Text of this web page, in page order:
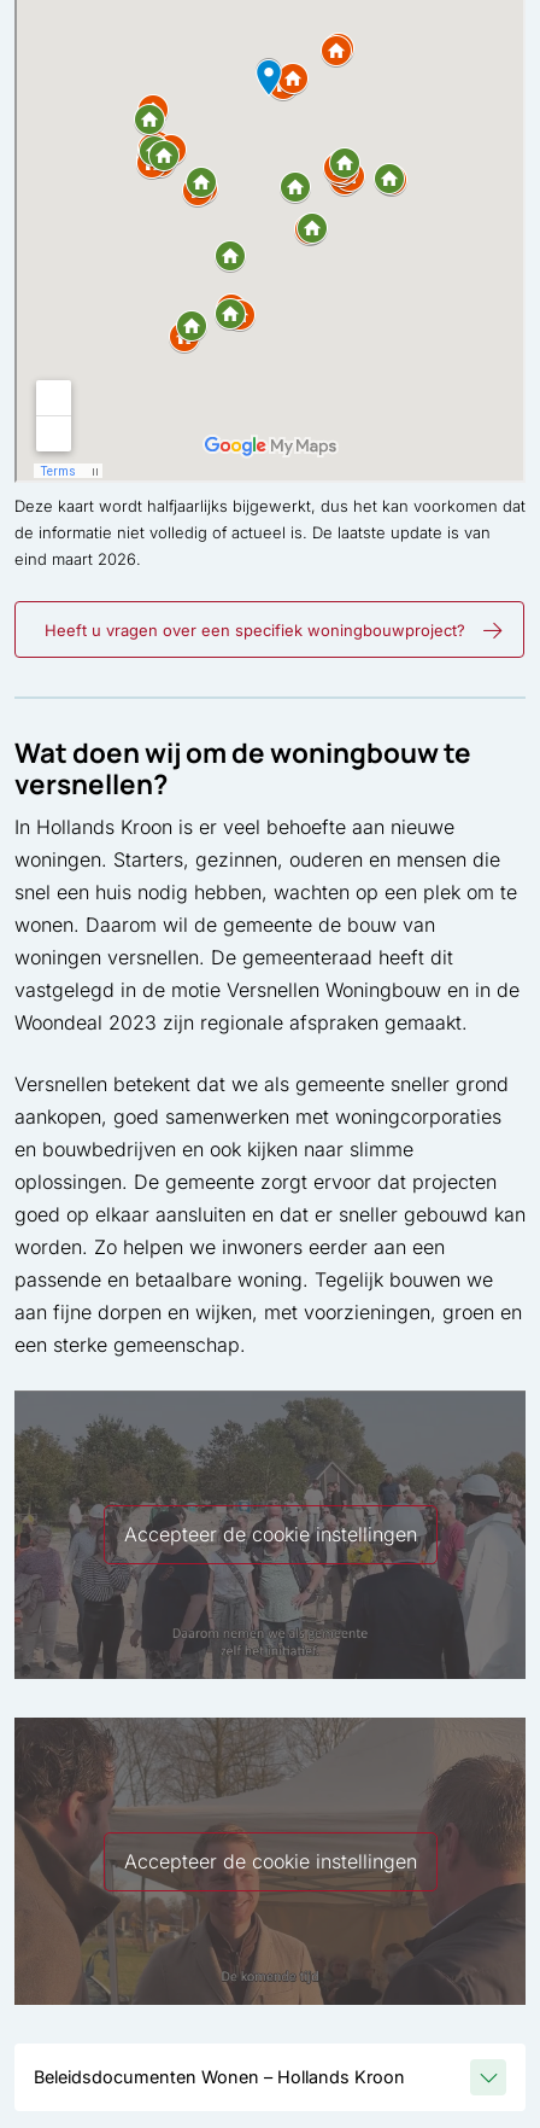
Deze kaart wordt halfjaarlijks bijgewerkt, dus het kan voorkomen dat
de informatie niet volledig of actueel is. De laatste update is van
eind maart 2026.
Heeft u vragen over een specifiek woningbouwproject?
Wat doen wij om de woningbouw te
versnellen?
In Hollands Kroon is er veel behoefte aan nieuwe
woningen. Starters, gezinnen, ouderen en mensen die
snel een huis nodig hebben, wachten op een plek om te
wonen. Daarom wil de gemeente de bouw van
woningen versnellen. De gemeenteraad heeft dit
vastgelegd in de motie Versnellen Woningbouw en in de
Woondeal 2023 zijn regionale afspraken gemaakt.
Versnellen betekent dat we als gemeente sneller grond
aankopen, goed samenwerken met woningcorporaties
en bouwbedrijven en ook kijken naar slimme
oplossingen. De gemeente zorgt ervoor dat projecten
goed op elkaar aansluiten en dat er sneller gebouwd kan
worden. Zo helpen we inwoners eerder aan een
passende en betaalbare woning. Tegelijk bouwen we
aan fijne dorpen en wijken, met voorzieningen, groen en
een sterke gemeenschap.
Accepteer de cookie instellingen
Accepteer de cookie instellingen
Beleidsdocumenten Wonen – Hollands Kroon